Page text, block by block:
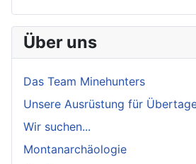
Über uns
Das Team Minehunters
Unsere Ausrüstung für
Wir suchen...
Montanarchäologie